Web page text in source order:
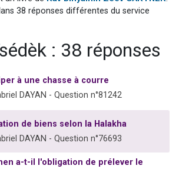
2 personnes viennent de nous rejoindre sur WhatsApp
Il reste 49 places pour étudier en groupe sur Zoom
12 nouvelles musiques dans Torah-Box Music
38 réponses différentes du service
: 38 réponses
à une chasse à courre
DAYAN - Question n°81242
de biens selon la Halakha
DAYAN - Question n°76693
a-t-il l'obligation de prélever le